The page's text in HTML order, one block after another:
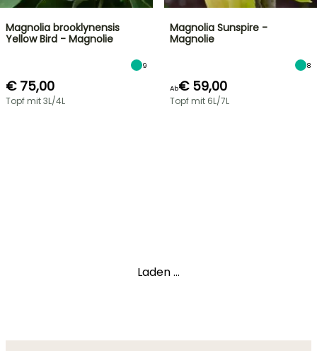
Magnolia brooklynensis
Yellow Bird - Magnolie
9
€ 75,00
Topf mit 3L/4L
Magnolia Sunspire -
Magnolie
8
Ab€ 59,00
Topf mit 6L/7L
Laden ...